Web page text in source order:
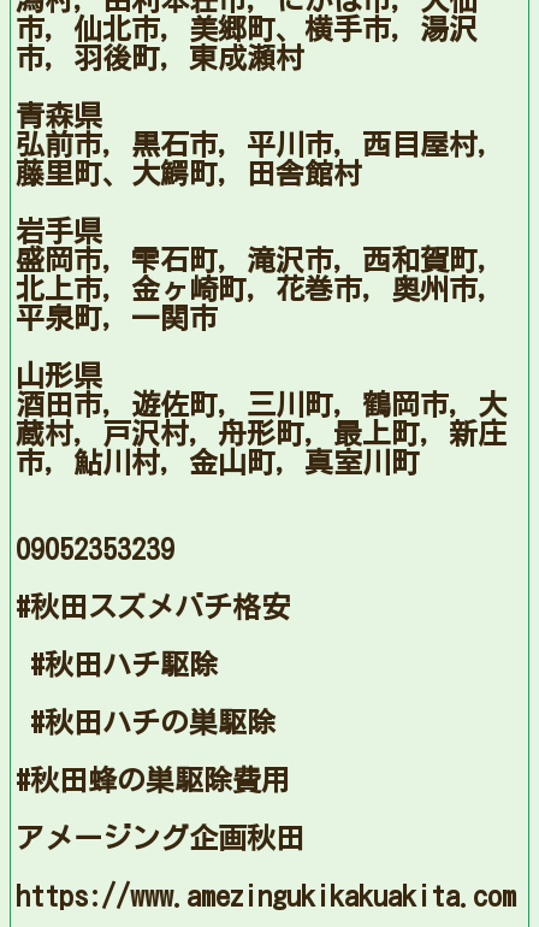
市，仙北市，美郷町、横手市，湯沢
市，羽後町，東成瀬村
青森県
弘前市，黒石市，平川市，西目屋村，
藤里町、大鰐町，田舎館村
岩手県
盛岡市，雫石町，滝沢市，西和賀町，
北上市，金ヶ崎町，花巻市，奥州市，
平泉町，一関市
山形県
酒田市，遊佐町，三川町，鶴岡市，大
蔵村，戸沢村，舟形町，最上町，新庄
市，鮎川村，金山町，真室川町
09052353239
#秋田スズメバチ格安
#秋田ハチ駆除
#秋田ハチの巣駆除
#秋田蜂の巣駆除費用
アメージング企画秋田
https://www.amezingukikakuakita.com